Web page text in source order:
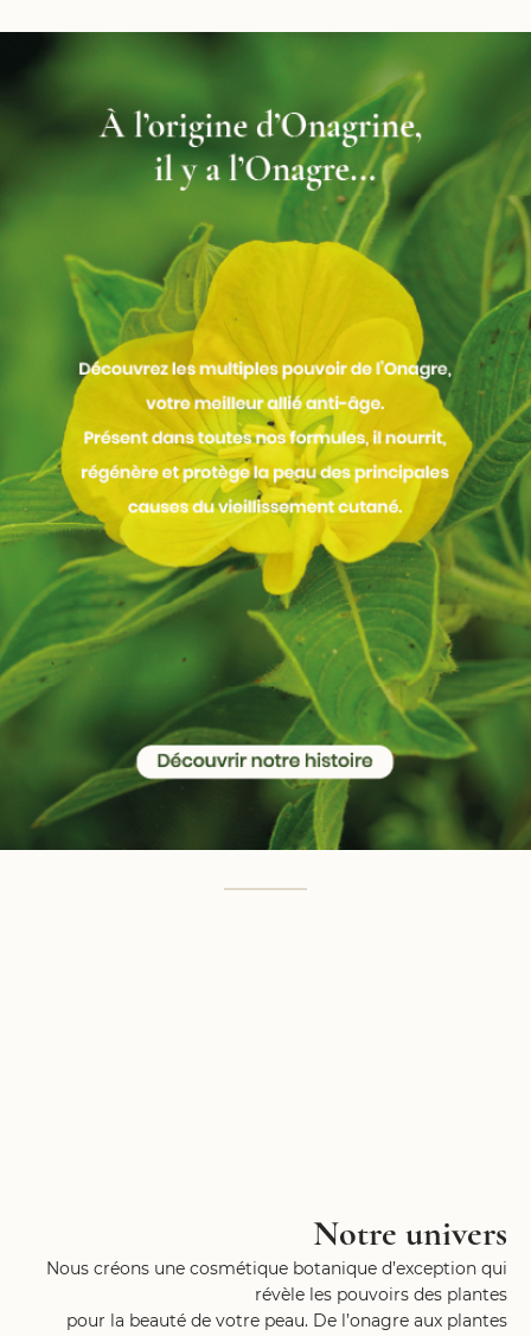
Notre univers
Nous créons une cosmétique botanique d’exception qui
révèle les pouvoirs des plantes
pour la beauté de votre peau. De l’onagre aux plantes